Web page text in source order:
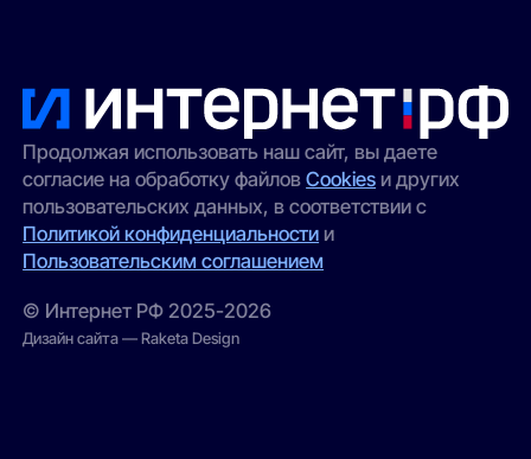
Продолжая использовать наш сайт, вы даете
согласие на обработку файловCookies и других
пользовательских данных, в соответствии с
Политикой конфиденциальности и
Пользовательским соглашением
© Интернет РФ 2025-2026
Дизайн сайта — Raketa Design